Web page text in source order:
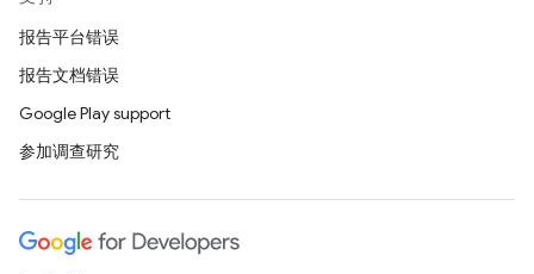
报告平台错误
报告文档错误
Google Play support
参加调查研究